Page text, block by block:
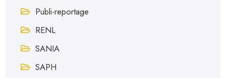
Publi-reportage
RENL
SANIA
SAPH